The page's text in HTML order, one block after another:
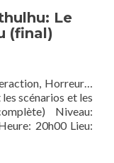
Le
(final)
Horreur…
scénarios et les
Niveau:
20h00 Lieu: